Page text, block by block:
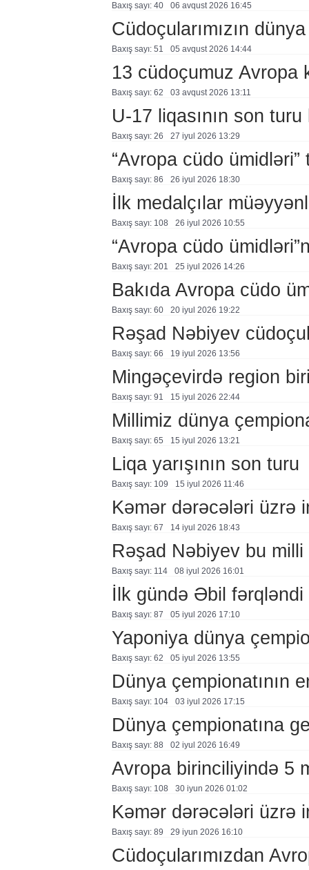
Baxış sayı: 40 06 avqust 2026 16:45
Cüdoçularımızın
Baxış sayı: 51 05 avqust 2026 14:44
13 cüdoçumuz Avropa
Baxış sayı: 62 03 avqust 2026 13:11
U-17 liqasının son
Baxış sayı: 26 27 i̇yul 2026 13:29
“Avropa cüdo ümidləri”
Baxış sayı: 86 26 i̇yul 2026 18:30
İlk medalçılar
Baxış sayı: 108 26 i̇yul 2026 10:55
“Avropa cüdo
Baxış sayı: 201 25 i̇yul 2026 14:26
Bakıda Avropa cüdo
Baxış sayı: 60 20 i̇yul 2026 19:22
Rəşad Nəbiyev
Baxış sayı: 66 19 i̇yul 2026 13:56
Mingəçevirdə region
Baxış sayı: 91 15 i̇yul 2026 22:44
Millimiz dünya
Baxış sayı: 65 15 i̇yul 2026 13:21
Liqa yarışının son turu
Baxış sayı: 109 15 i̇yul 2026 11:46
Kəmər dərəcələri üzrə
Baxış sayı: 67 14 i̇yul 2026 18:43
Rəşad Nəbiyev bu
Baxış sayı: 114 08 i̇yul 2026 16:01
İlk gündə Əbil fərqləndi
Baxış sayı: 87 05 i̇yul 2026 17:10
Yaponiya dünya
Baxış sayı: 62 05 i̇yul 2026 13:55
Dünya çempionatının
Baxış sayı: 104 03 i̇yul 2026 17:15
Dünya çempionatına
Baxış sayı: 88 02 i̇yul 2026 16:49
Avropa birinciliyində 5
Baxış sayı: 108 30 i̇yun 2026 01:02
Kəmər dərəcələri üzrə
Baxış sayı: 89 29 i̇yun 2026 16:10
Cüdoçularımızdan